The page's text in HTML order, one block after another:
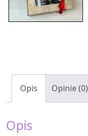
Opis Opinie (0)
Opis